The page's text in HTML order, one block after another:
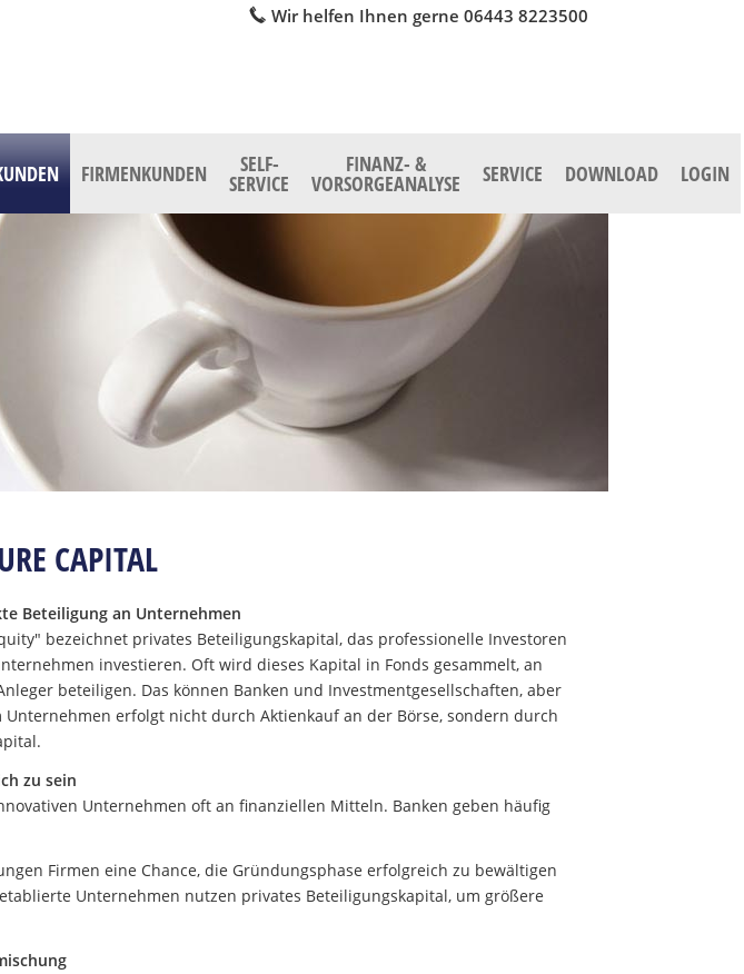
Wir helfen Ihnen gerne 06443 8223500
FIRMENKUNDEN SELF-
SERVICE
FINANZ- &
VORSORGEANALYSE SERVICE DOWNLOAD LOGIN
CAPITAL
Beteiligung an Unternehmen
bezeichnet privates Beteiligungskapital, das professionelle Investoren
investieren. Oft wird dieses Kapital in Fonds gesammelt, an
beteiligen. Das können Banken und Investmentgesellschaften, aber
erfolgt nicht durch Aktienkauf an der Börse, sondern durch
zu sein
Unternehmen oft an finanziellen Mitteln. Banken geben häufig
Firmen eine Chance, die Gründungsphase erfolgreich zu bewältigen
Unternehmen nutzen privates Beteiligungskapital, um größere